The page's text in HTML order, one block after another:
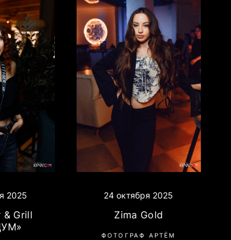
2025
& Grill
24 октября 2025
Zima Gold
ФОТОГРАФ АРТЁМ